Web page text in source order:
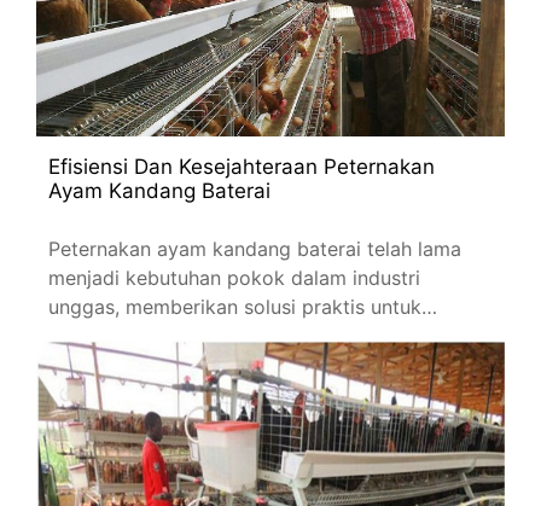
Efisiensi Dan Kesejahteraan Peternakan
Ayam Kandang Baterai
Peternakan ayam kandang baterai telah lama
menjadi kebutuhan pokok dalam industri
unggas, memberikan solusi praktis untuk
perumahan